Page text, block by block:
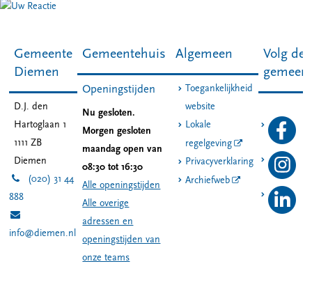
Gemeente
Diemen
D.J. den
Hartoglaan 1
1111 ZB
Diemen
(020) 31 44
888
info@diemen.nl
Gemeentehuis
Openingstijden
Nu gesloten.
Morgen gesloten
maandag open van
08:30 tot 16:30
Alle openingstijden
Alle overige
adressen en
openingstijden van
onze teams
Algemeen
Toegankelijkheid
website
Lokale
regelgeving
Privacyverklaring
Archiefweb
Volg de